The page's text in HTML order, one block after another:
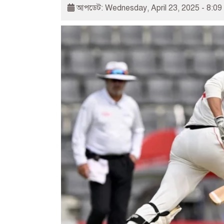
আপডেট: Wednesday, April 23, 2025 - 8:09